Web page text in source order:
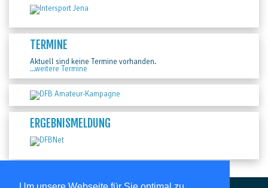
TERMINE
Aktuell sind keine Termine vorhanden.
...weitere Termine
ERGEBNISMELDUNG